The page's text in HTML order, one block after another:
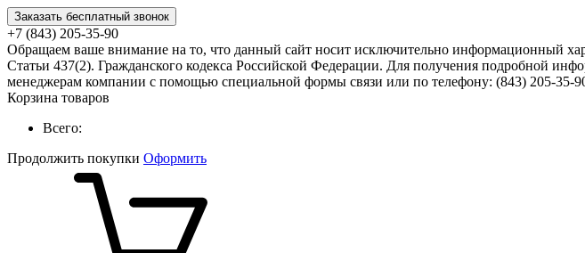
Заказать бесплатный звонок
+7 (843) 205-35-90
Обращаем ваше внимание на то, что данный сайт носит исключительно информационный
Статьи 437(2). Гражданского кодекса Российской Федерации. Для получения подробной
менеджерам компании с помощью специальной формы связи или по телефону: (843) 205-35-
Корзина товаров
Всего:
Продолжить покупки Оформить